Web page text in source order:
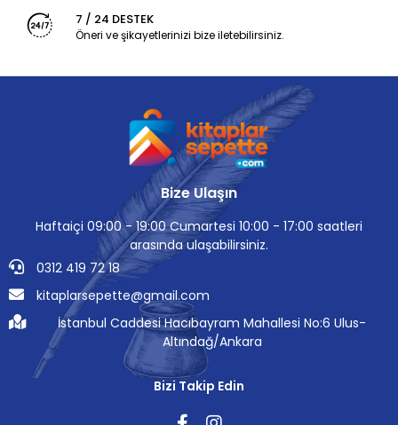
7 / 24 DESTEK
Öneri ve şikayetlerinizi bize iletebilirsiniz.
Bize Ulaşın
Haftaiçi 09:00 - 19:00 Cumartesi 10:00 - 17:00 saatleri
arasında ulaşabilirsiniz.
0312 419 72 18
kitaplarsepette@gmail.com
İstanbul Caddesi Hacıbayram Mahallesi No:6 Ulus-
Altındağ/Ankara
Bizi Takip Edin